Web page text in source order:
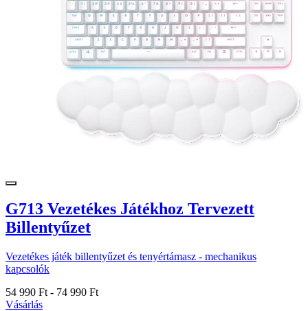
G713 Vezetékes Játékhoz Tervezett
Billentyűzet
Vezetékes játék billentyűzet és tenyértámasz - mechanikus
kapcsolók
54 990 Ft - 74 990 Ft
Vásárlás